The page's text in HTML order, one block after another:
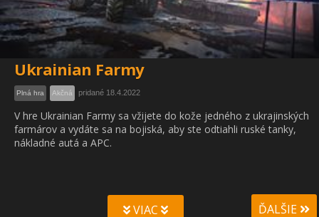
Ukrainian Farmy
Plná hra Akčná pridané 18.4.2022
V hre Ukrainian Farmy sa vžijete do kože jedného z ukrajinských
farmárov a vydáte sa na bojiská, aby ste odtiahli ruské tanky,
nákladné autá a APC.
VIAC ĎALŠIE